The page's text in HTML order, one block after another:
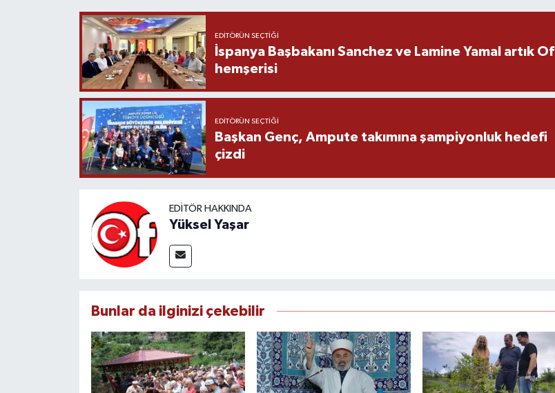
EDITÖRÜN SEÇTIĞI
İspanya Başbakanı Sanchez ve Lamine Yamal artık Of
hemşerisi
EDITÖRÜN SEÇTIĞI
Başkan Genç, Ampute takımına şampiyonluk hedefi
çizdi
EDITÖR HAKKINDA
Yüksel Yaşar
Bunlar da ilginizi çekebilir